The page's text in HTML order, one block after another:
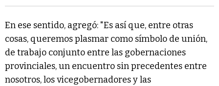
En ese sentido, agregó: "Es así que, entre otras
cosas, queremos plasmar como símbolo de unión,
de trabajo conjunto entre las gobernaciones
provinciales, un encuentro sin precedentes entre
nosotros, los vicegobernadores y las